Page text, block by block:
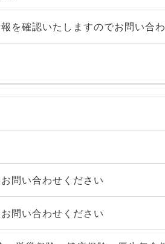
を確認いたしますのでお問い合
問い合わせください
問い合わせください